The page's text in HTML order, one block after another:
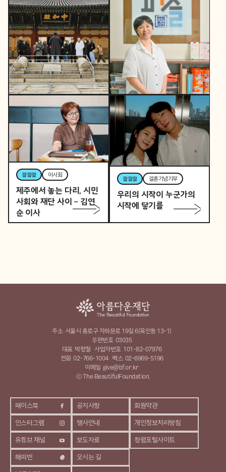
역사활동가
토요일 오후, 역사활동가
로 변신하는 직장인 P의
이중생활
콸콸콸 뷰티풀커넥트
우리 동네가 어제보다 다
정해지는 법
콸콸콸 이사회
제주에서 놓는 다리, 시민
사회와 재단 사이 – 김연
순 이사
콸콸콸 결혼기념기부
우리의 시작이 누군가의
시작에 닿기를
페이스북
인스타그램
유튜브 채널
해피빈
공지사항
행사안내
보도자료
오시는 길
회원약관
개인정보처리방침
청렴포털사이트
주소 서울시 종로구 자하문로 19길 6(옥인동 13-1)
우편번호 03035
대표 박형철 사업자번호 101-82-07976
전화 02-766-1004 팩스 02-6969-5196
이메일 give@bf.or.kr
ⓒ The BeautifulFoundation.